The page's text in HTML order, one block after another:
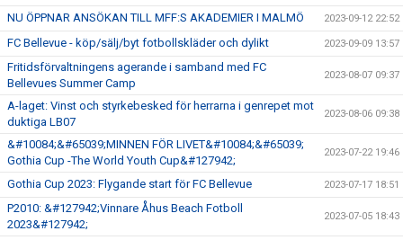
NU ÖPPNAR ANSÖKAN TILL MFF:S AKADEMIER I MALMÖ 2023-09-12 22:52
FC Bellevue - köp/sälj/byt fotbollskläder och dylikt 2023-09-09 13:57
Fritidsförvaltningens agerande i samband med FC
Bellevues Summer Camp
2023-08-07 09:37
A-laget: Vinst och styrkebesked för herrarna i genrepet mot
duktiga LB07
2023-08-06 09:38
&#10084;&#65039;MINNEN FÖR LIVET&#10084;&#65039;
Gothia Cup -The World Youth Cup&#127942;
2023-07-22 19:46
Gothia Cup 2023: Flygande start för FC Bellevue 2023-07-17 18:51
P2010: &#127942;Vinnare Åhus Beach Fotboll
2023&#127942;
2023-07-05 18:43